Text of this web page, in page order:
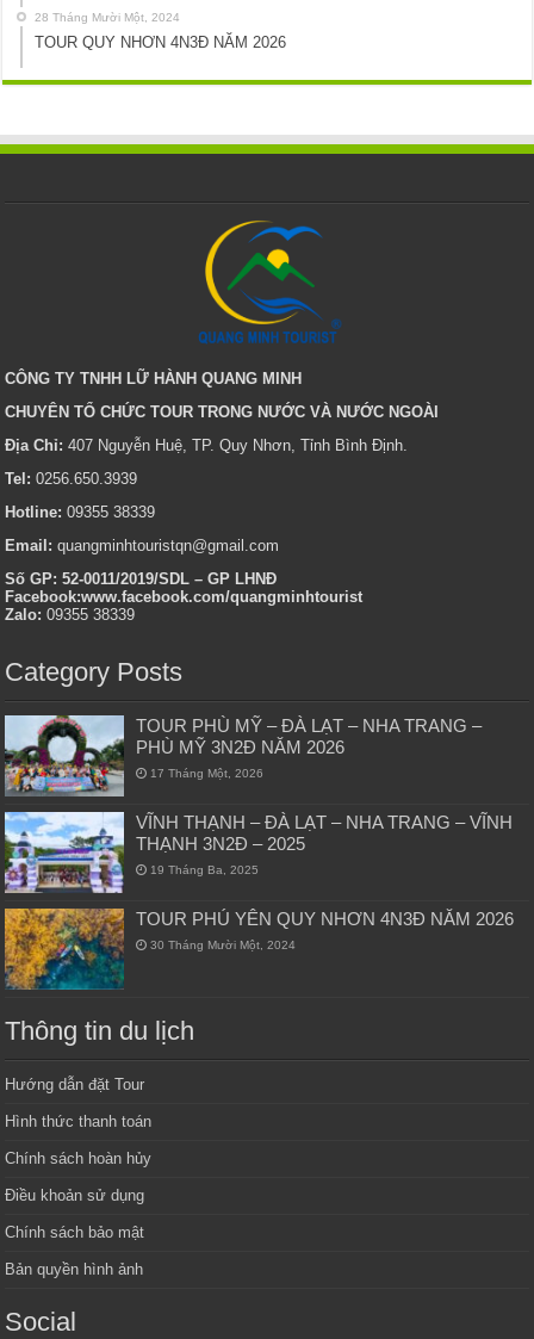
28 Tháng Mười Một, 2024
TOUR QUY NHƠN 4N3Đ NĂM 2026
CÔNG TY TNHH LỮ HÀNH QUANG MINH
CHUYÊN TỔ CHỨC TOUR TRONG NƯỚC VÀ NƯỚC NGOÀI
Địa Chỉ: 407 Nguyễn Huệ, TP. Quy Nhơn, Tỉnh Bình Định.
Tel: 0256.650.3939
Hotline: 09355 38339
Email:quangminhtouristqn@gmail.com
Số GP: 52-0011/2019/SDL – GP LHNĐ
Facebook:www.facebook.com/quangminhtourist
Zalo: 09355 38339
Category Posts
TOUR PHÙ MỸ – ĐÀ LẠT – NHA TRANG –
PHÙ MỸ 3N2Đ NĂM 2026
17 Tháng Một, 2026
VĨNH THẠNH – ĐÀ LẠT – NHA TRANG – VĨNH
THẠNH 3N2Đ – 2025
19 Tháng Ba, 2025
TOUR PHÚ YÊN QUY NHƠN 4N3Đ NĂM 2026
30 Tháng Mười Một, 2024
Thông tin du lịch
Hướng dẫn đặt Tour
Hình thức thanh toán
Chính sách hoàn hủy
Điều khoản sử dụng
Chính sách bảo mật
Bản quyền hình ảnh
Social